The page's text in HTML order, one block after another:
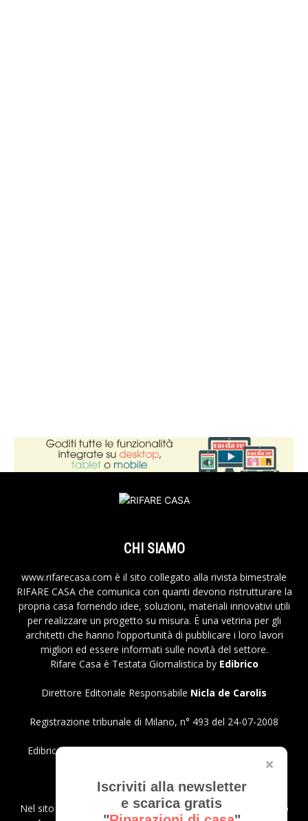
Iscriviti alla newsletter
e scarica gratis
CHI SIAMO
www.rifarecasa.com è il sito collegato alla rivista bimestrale
RIFARE CASA che comunica con quanti devono ristrutturare la
propria casa fornendo idee, soluzioni, materiali innovativi utili
per realizzare un progetto su misura. È una vetrina per gli
architetti che hanno l’opportunità di pubblicare i loro lavori
migliori ed essere informati sulle novità del settore.
Rifare Casa è Testata Giornalistica by Edibrico
Direttore Editoriale Responsabile Nicla de Carolis
Registrazione tribunale di Milano, n° 493 del 24-07-2008
Edibrico srl - Viale Emilio Caldara, 44 - 20122 Milano P.iva
Privacy Policy
Nel sito sono presenti prodotti Amazon; in qualità di Affiliato